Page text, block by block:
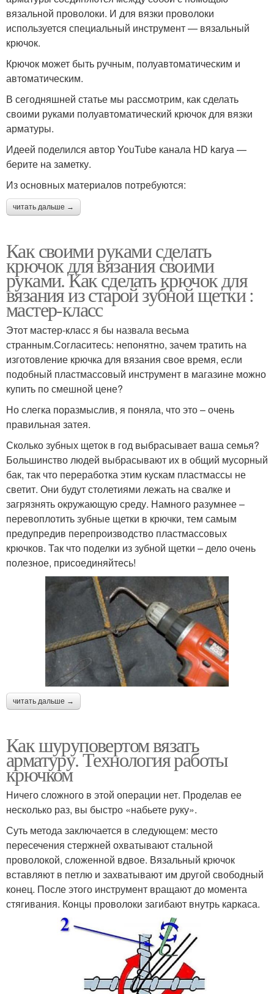
вязальной проволоки. И для вязки проволоки
используется специальный инструмент — вязальный
крючок.
Крючок может быть ручным, полуавтоматическим и
автоматическим.
В сегодняшней статье мы рассмотрим, как сделать
своими руками полуавтоматический крючок для вязки
арматуры.
Идеей поделился автор YouTube канала HD karya —
берите на заметку.
Из основных материалов потребуются:
читать дальше →
Как своими руками сделать
крючок для вязания своими
руками. Как сделать крючок для
вязания из старой зубной щетки :
мастер-класс
Этот мастер-класс я бы назвала весьма
странным.Согласитесь: непонятно, зачем тратить на
изготовление крючка для вязания свое время, если
подобный пластмассовый инструмент в магазине можно
купить по смешной цене?
Но слегка поразмыслив, я поняла, что это – очень
правильная затея.
Сколько зубных щеток в год выбрасывает ваша семья?
Большинство людей выбрасывают их в общий мусорный
бак, так что переработка этим кускам пластмассы не
светит. Они будут столетиями лежать на свалке и
загрязнять окружающую среду. Намного разумнее –
перевоплотить зубные щетки в крючки, тем самым
предупредив перепроизводство пластмассовых
крючков. Так что поделки из зубной щетки – дело очень
полезное, присоединяйтесь!
читать дальше →
Как шуруповертом вязать
арматуру. Технология работы
крючком
Ничего сложного в этой операции нет. Проделав ее
несколько раз, вы быстро «набьете руку».
Суть метода заключается в следующем: место
пересечения стержней охватывают стальной
проволокой, сложенной вдвое. Вязальный крючок
вставляют в петлю и захватывают им другой свободный
конец. После этого инструмент вращают до момента
стягивания. Концы проволоки загибают внутрь каркаса.